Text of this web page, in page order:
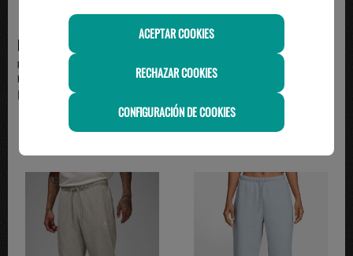
NIKE
pantalón de chandal con puño
hombre JORDAN SPOR...
69.99€
pantalón de chandal con puño
JORDAN BROOKLYN, v...
ACEPTAR COOKIES
RECHAZAR COOKIES
CONFIGURACIÓN DE COOKIES